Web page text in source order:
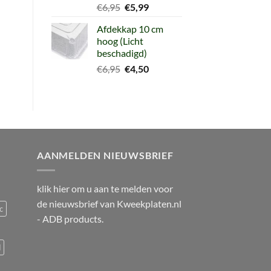
€6,95 Oorspronkelijke
was:
€6,95.
€5,99Huidige
is:
Afdekkap 10 cm
hoog (Licht
beschadigd)
€6,95 Oorspronkelijke
€4,50Huidige
AANMELDEN NIEUWSBRIEF
klik hierom u aan te melden voor
de nieuwsbrief van Kweekplaten.nl
- ADB products.